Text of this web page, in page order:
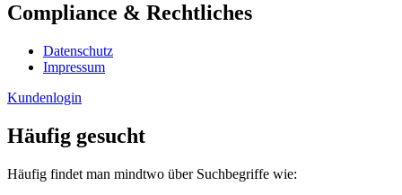
Compliance & Rechtliches
Datenschutz
Impressum
Kundenlogin
Häufig gesucht
Häufig findet man mindtwo über Suchbegriffe wie: